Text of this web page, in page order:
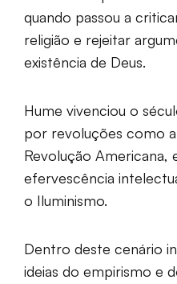
quando passou a
religião e rejeitar
existência de Deus.
Hume vivenciou o
por revoluções como a
Revolução Americana,
efervescência
o Iluminismo.
Dentro deste cenário
ideias do empirismo e